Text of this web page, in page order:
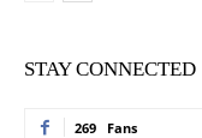
STAY CONNECTED
269 Fans